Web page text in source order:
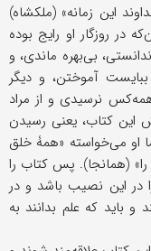
این زمانه» (ملکشاه)
در روزگار او رایج بوده
بی‌بهره ماندی، و
آموختن، و دیگر
نرسیدی و از مراد
این کتاب، یعنی رسیدن
به همۀ خلق» بازمی‌ماند (ص ۵)؛ اما او می‌خواسته «همۀ خلق
را» (همانجا). پس کتاب را
در این نصیب باشد و در
و باید که علم بدانند به